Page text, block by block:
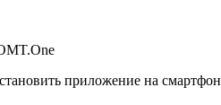
приложение на смартфон